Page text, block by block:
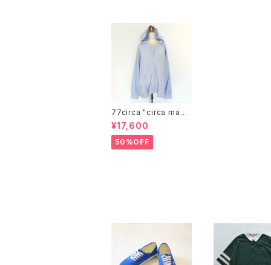
77circa "circa make
pullover hood wide
shirt"
¥17,600
50%OFF